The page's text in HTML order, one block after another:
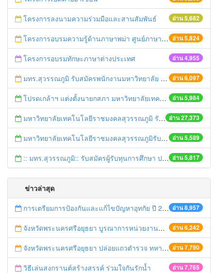
อ่าน 5,682
โครงการลงนามความร่วมมือและสานสัมพันธ์
อ่าน 5,824
โครงการอบรมความรู้ด้านภาษาพม่า ศูนย์ภาษา คณะศิลปศาสตร์ ศูนย์นนทบุรี
อ่าน 4,955
โครงการอบรมทักษะภาษาต่างประเทศ
อ่าน 6,097
มทร.สุวรรณภูมิ รับสมัครพนักงานมหาวิทยาลัย 64 อัตรา
อ่าน 5,984
โปรดเกล้าฯ แต่งตั้งนายกสภา มหาวิทยาลัยเทคโนโลยีราชมงคลสุวรรณภูมิ คนใหม่
อ่าน 27,373
มหาวิทยาลัยเทคโนโลยีราชมงคลสุวรรณภูมิ รับสมัครนักศึกษาประจำปีการศึกษา 2556 (เพิ่มเติม)
อ่าน 5,589
มหาวิทยาลัยเทคโนโลยีราชมงคลสุวรรณภูมิรับสมัครสรรหาอธิการบดีคนใหม่
อ่าน 5,817
:: มทร.สุวรรณภูมิ:: รับสมัครผู้รับทุนการศึกษา ป.โท
ข่าวล่าสุด
อ่าน 8,957
การเตรียมการป้องกันและแก้ไขปัญหาอุทกัย ปี 2561
อ่าน 6,242
จังหวัดพระนครศรีอยุธยา บูรณาการหน่วยงานที่เกี่ยวข้อง ลงพื้นที่จัดระเบียบและดำเนินมาตรการตามบทลงโทษสูงสุดกับผู้ประกอบการร้านค้าที่ยังฝ่าฝืนตั้งร้านค้ารุกล้ำเขตพื้นที่ทางหลวง เตรียมความปลอดภัยก่อนเทศกาลสงกรานต์
อ่าน 7,790
จังหวัดพระนครศรีอยุธยา ปล่อยแถวตำรวจ ทหาร ฝ่ายปกครอง กว่า 100 นาย ตรวจเข้มท่ารถสาธารณะ สถานีขนส่งรถโดยสาร วินรถตู้ และสถานีรถไฟ เตรียมรับมือเทศกาลสงกรานต์
อ่าน 7,765
วิธีเล่นสงกรานต์สร้างสรรค์ ร่วมใจกันรักน้ำ